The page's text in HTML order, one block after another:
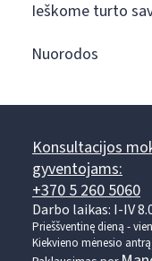
Ieškome turto
Nuorodos
Konsultacijos
gyventojams:
+370 5 260 5060
Darbo laikas: I-IV
Prieššventinę dieną -
Kiekvieno mėnesio